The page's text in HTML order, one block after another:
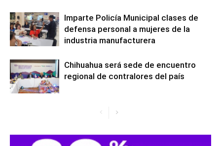
Imparte Policía Municipal clases de
defensa personal a mujeres de la
industria manufacturera
Chihuahua será sede de encuentro
regional de contralores del país